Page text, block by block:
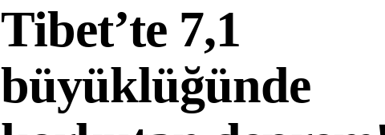
Tibet’te 7,1
büyüklüğünde